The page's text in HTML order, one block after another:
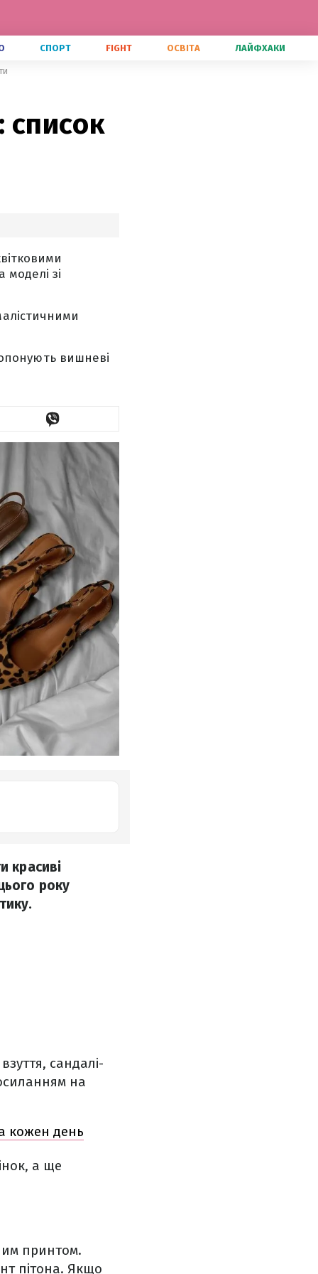
СПОРТ FIGHT ОСВІТА ЛАЙФХАКИ
список
зі
вишневі
красиві
року
сандалі-
на
кожен день
а ще
принтом.
пітона. Якщо